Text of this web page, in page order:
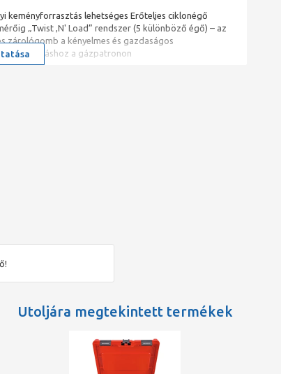
keményforrasztás lehetséges Erőteljes ciklonégő
„Twist ,N' Load” rendszer (5 különböző égő) – az
zárológomb a kényelmes és gazdaságos
a gázpatronon
Utoljára megtekintett termékek